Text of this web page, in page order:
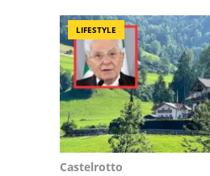
LIFESTYLE
Castelrotto